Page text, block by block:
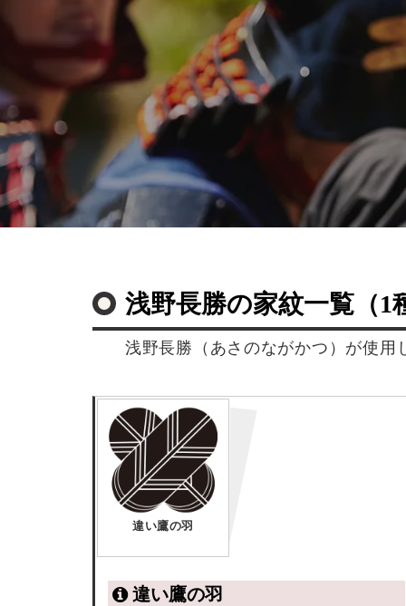
浅野長勝の家紋一覧（1
浅野長勝（あさのながかつ）が使用
違い鷹の羽
違い鷹の羽